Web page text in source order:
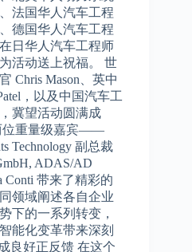
法国华人汽车工程
德国华人汽车工程
日华人汽车工程师
活动送上祝福。 世
Chris Mason、英中
，以及中国汽车工
冀望活动圆满成
位重量级嘉宾——
Technology 副总裁
ADAS/AD
Conti 带来了精彩的
领域阐述各自企业
下的一系列转变，
能化变革带来深刻
良好正反馈 在这个